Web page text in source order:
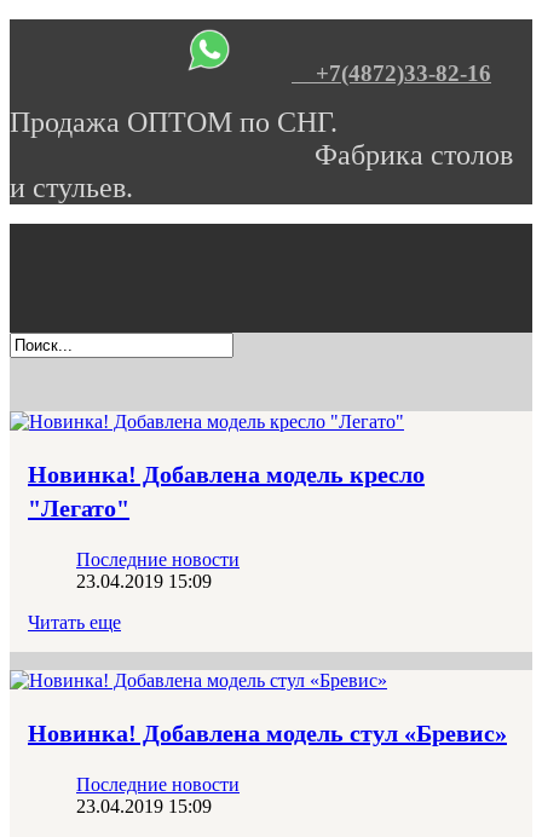
+7(4872)33-82-16
Продажа ОПТОМ по СНГ.
Фабрика столов
и стульев.
Новинка! Добавлена модель кресло
"Легато"
Последние новости
23.04.2019 15:09
Читать еще
Новинка! Добавлена модель cтул «Бревис»
Последние новости
23.04.2019 15:09